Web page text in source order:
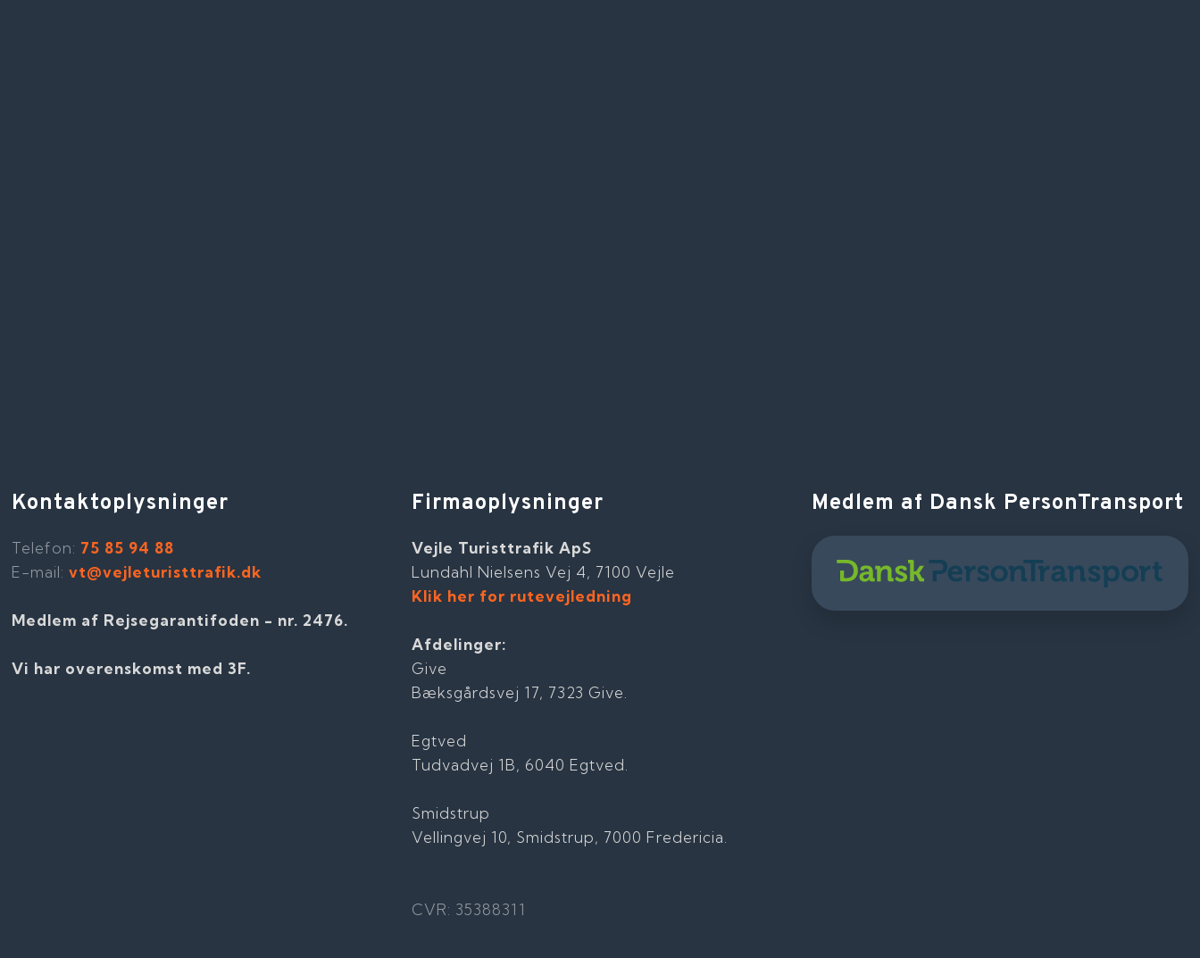
Kontaktoplysninger
Telefon​: 75 85 94 88
E-mail:vt@vejleturisttrafik.dk
Medlem af Rejsegarantifoden - nr. 2476​​.
Vi har overenskomst med 3F.
Firmaoplysninger
Vejle Turisttrafik ApS
Lundahl Nielsens Vej 4, 7100 Vejle
Klik her for rutevejledning
Afdelinger:
Give
Bæksgårdsvej 17, 7323 Give.
Egtved
Tudvadvej 1B, 6040 Egtved.
Smidstrup
Vellingvej 10, Smidstrup, 7000 Fredericia.
CVR: 35388311
Medlem af Dansk PersonTransport